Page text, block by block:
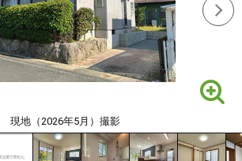
現地（2026年5月）撮影